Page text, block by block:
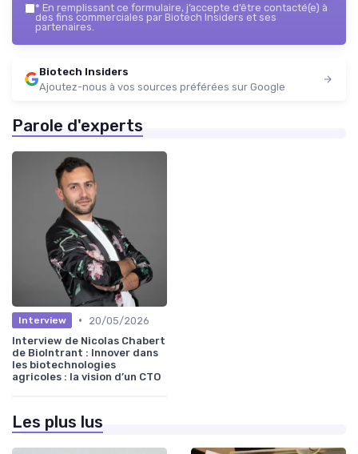
* En remplissant ce formulaire, j’accepte d’être contacté(e) à
des fins commerciales par Biotech Insiders et ses
partenaires.
Biotech Insiders
Ajoutez-nous à vos sources préférées sur Google
Parole d'experts
Interview •
20/05/2026
Interview de Nicolas Chabert
de BioIntrant : Innover dans
les biotechnologies
agricoles : la vision d’un CTO
Les plus lus